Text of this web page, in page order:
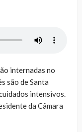
internadas no
são de Santa
intensivos.
da Câmara